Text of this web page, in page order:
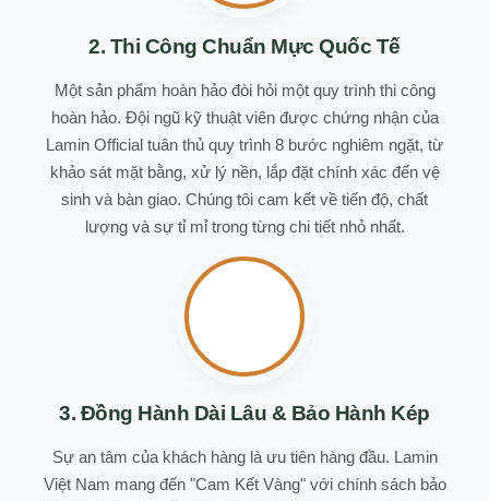
2. Thi Công Chuẩn Mực Quốc Tế
Một sản phẩm hoàn hảo đòi hỏi một quy trình thi công
hoàn hảo. Đội ngũ kỹ thuật viên được chứng nhận của
Lamin Official tuân thủ quy trình 8 bước nghiêm ngặt, từ
khảo sát mặt bằng, xử lý nền, lắp đặt chính xác đến vệ
sinh và bàn giao. Chúng tôi cam kết về tiến độ, chất
lượng và sự tỉ mỉ trong từng chi tiết nhỏ nhất.
3. Đồng Hành Dài Lâu & Bảo Hành Kép
Sự an tâm của khách hàng là ưu tiên hàng đầu. Lamin
Việt Nam mang đến "Cam Kết Vàng" với chính sách bảo